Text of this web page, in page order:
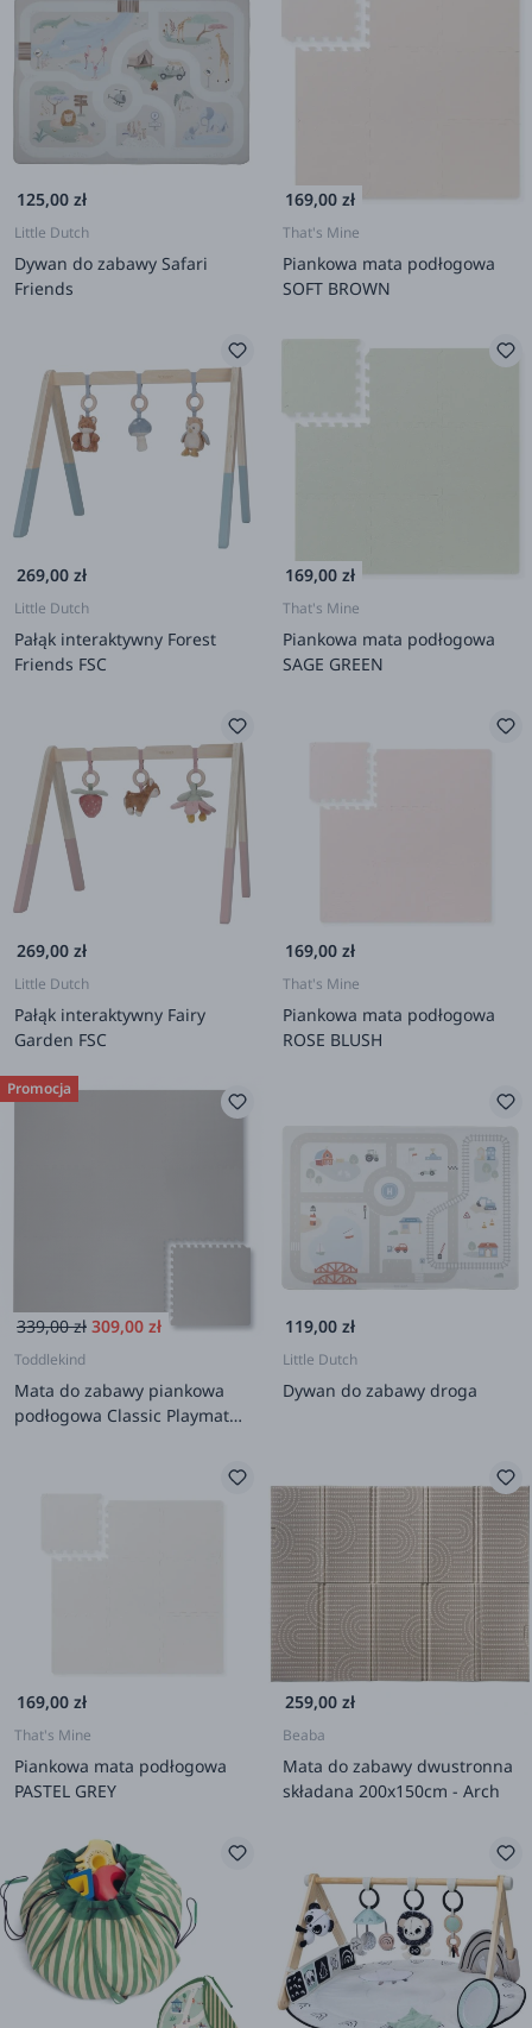
125,00 zł
Little Dutch
Dywan do zabawy Safari
Friends
169,00 zł
That's Mine
Piankowa mata podłogowa
SOFT BROWN
269,00 zł
Little Dutch
Pałąk interaktywny Forest
Friends FSC
169,00 zł
That's Mine
Piankowa mata podłogowa
SAGE GREEN
269,00 zł
Little Dutch
Pałąk interaktywny Fairy
Garden FSC
169,00 zł
That's Mine
Piankowa mata podłogowa
ROSE BLUSH
Promocja
339,00 zł 309,00 zł
Toddlekind
Mata do zabawy piankowa
podłogowa Classic Playmat
119,00 zł
Little Dutch
Dywan do zabawy droga
169,00 zł
That's Mine
Piankowa mata podłogowa
PASTEL GREY
259,00 zł
Beaba
Mata do zabawy dwustronna
składana 200x150cm - Arch